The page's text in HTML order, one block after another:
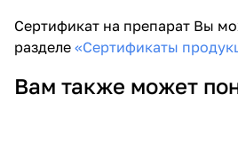
Сертификат на препарат Вы
разделе «Сертификаты
Вам также может